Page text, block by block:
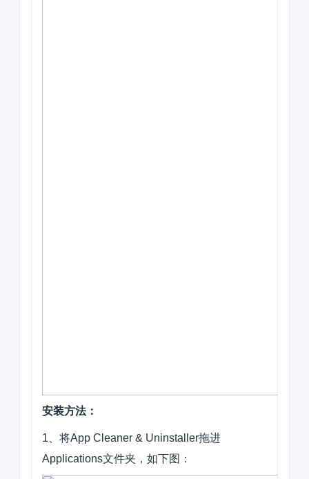
安装方法：
1、将App Cleaner & Uninstaller拖进
Applications文件夹，如下图：